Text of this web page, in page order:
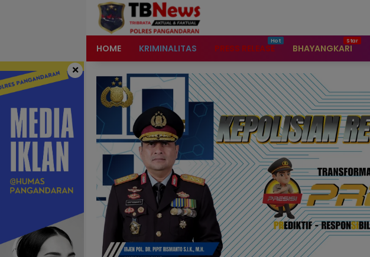
HOME KRIMINALITAS PRESS RELEASE BHAYANGKARI
×